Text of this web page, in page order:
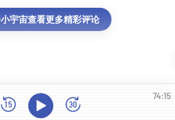
后结局」时呜呜呜我在意结局啊，我希望
好的，小伙伴们都赚大钱，也希望自己能
的另一个意义：在映照之下看见自己此刻
宇宙查看更多精彩评论
74:15